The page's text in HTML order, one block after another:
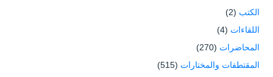
الكتب (2)
اللقاءات (4)
المحاضرات (270)
المقتطفات والمختارات (515)